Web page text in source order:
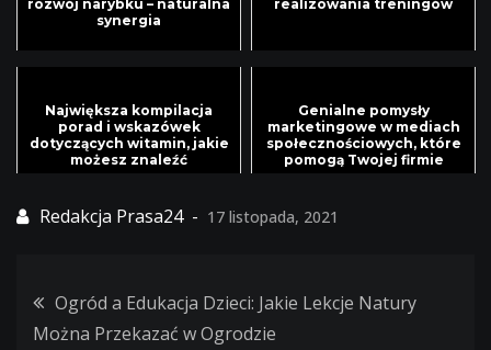
rozwój narybku – naturalna
synergia
realizowania treningów
Największa kompilacja
porad i wskazówek
dotyczących witamin, jakie
możesz znaleźć
Genialne pomysły
marketingowe w mediach
społecznościowych, które
pomogą Twojej firmie
17 listopada, 2021
Nawigacja
Ogród a Edukacja Dzieci: Jakie Lekcje Natury
Można Przekazać w Ogrodzie